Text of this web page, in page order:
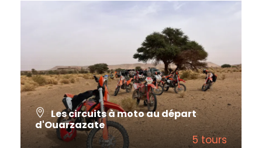
Les circuits à moto au départ
d'Ouarzazate
5 tours